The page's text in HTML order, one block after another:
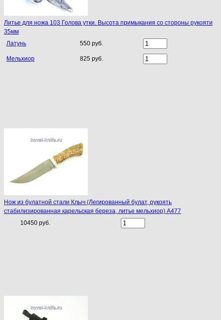
Литье для ножа 103 Голова утки. Высота примыкания со стороны рукояти
35мм
Латунь
550 руб.
Мельхиор 825 руб.
Нож из булатной стали Клыч (Легированный булат, рукоять
стабилизированная карельская береза, литье мельхиор) A477
10450 руб.